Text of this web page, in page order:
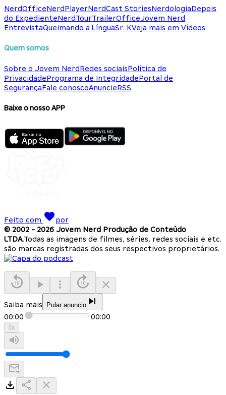
NerdOfficeNerdPlayerNerdCast StoriesNerdologiaDepois
do ExpedienteNerdTourTrailerOfficeJovem Nerd
EntrevistaQueimando a LínguaSr. KVeja mais em Vídeos
Quem somos
Sobre o Jovem NerdRedes sociaisPolítica de
PrivacidadePrograma de IntegridadePortal de
SegurançaFale conoscoAnuncieRSS
Baixe o nosso APP
Feito com
por
© 2002 - 2026 Jovem Nerd Produção de Conteúdo
LTDA.Todas as imagens de filmes, séries, redes sociais e etc.
são marcas registradas dos seus respectivos proprietários.
Saiba mais Pular anuncio
00:00 00:00
1x